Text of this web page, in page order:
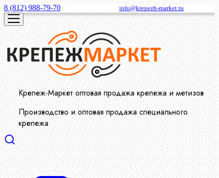
8 (812) 988-79-70 info@krepezh-market.ru
Крепеж-Маркет оптовая продажа крепежа и метизов
Производство и оптовая продажа специального
крепежа